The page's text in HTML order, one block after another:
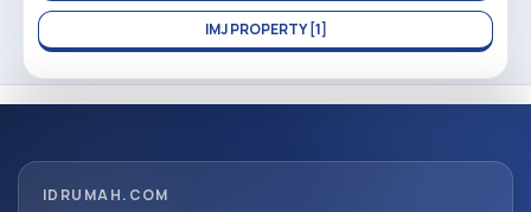
IMJ PROPERTY [1]
IDRUMAH.COM